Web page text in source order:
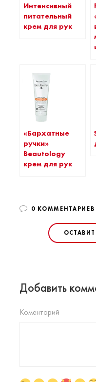
Интенсивный
питательный
крем для рук
«Бархатные
ручки»
Beautology
крем для рук
0 КОММЕНТАРИЕВ
Добавить
Коментарий